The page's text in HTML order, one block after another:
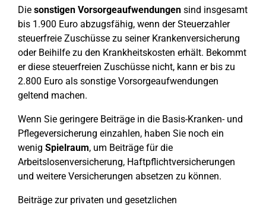
Die sonstigen Vorsorgeaufwendungen sind insgesamt
bis 1.900 Euro abzugsfähig, wenn der Steuerzahler
steuerfreie Zuschüsse zu seiner Krankenversicherung
oder Beihilfe zu den Krankheitskosten erhält. Bekommt
er diese steuerfreien Zuschüsse nicht, kann er bis zu
2.800 Euro als sonstige Vorsorgeaufwendungen
geltend machen.
Wenn Sie geringere Beiträge in die Basis-Kranken- und
Pflegeversicherung einzahlen, haben Sie noch ein
wenig Spielraum, um Beiträge für die
Arbeitslosenversicherung, Haftpflichtversicherungen
und weitere Versicherungen absetzen zu können.
Beiträge zur privaten und gesetzlichen